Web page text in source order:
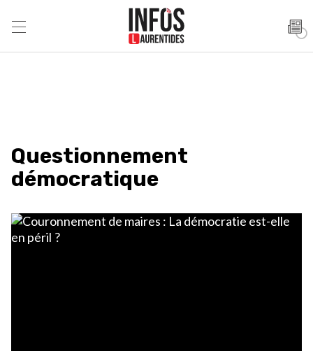
Questionnement
démocratique